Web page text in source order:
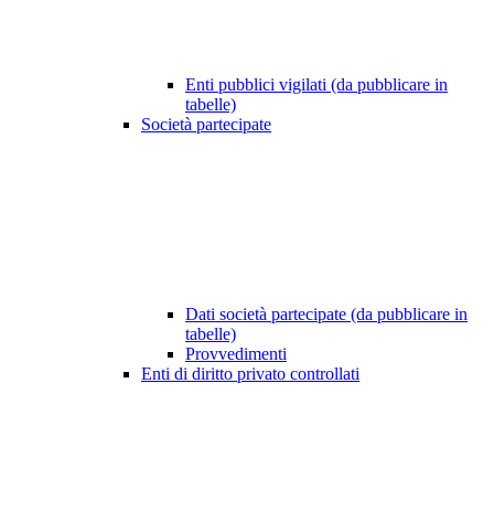
Enti pubblici vigilati (da pubblicare in
tabelle)
Società partecipate
Dati società partecipate (da pubblicare in
tabelle)
Provvedimenti
Enti di diritto privato controllati